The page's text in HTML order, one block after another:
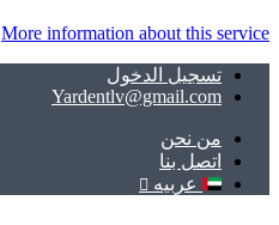
More information about this service
تسجيل الدخول
Yardentlv@gmail.com
ﻣﻦ ﻧﺤﻦ
اتصل بنا
عربيه